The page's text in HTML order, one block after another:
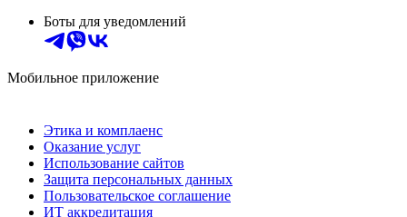
Боты для уведомлений
Мобильное приложение
Этика и комплаенс
Оказание услуг
Использование сайтов
Защита персональных данных
Пользовательское соглашение
ИТ аккредитация